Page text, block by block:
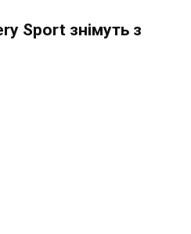
Sport знімуть з